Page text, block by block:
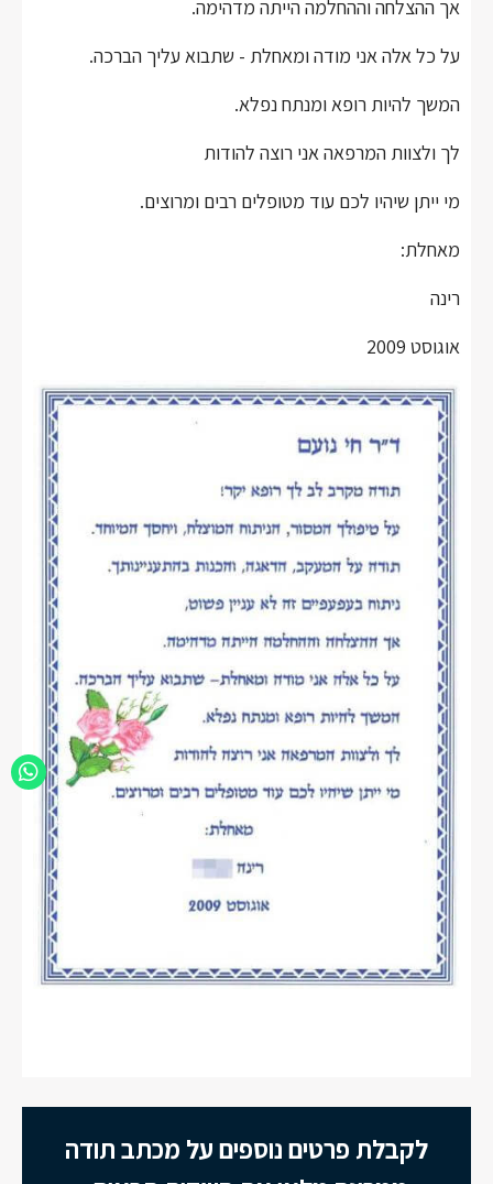
אך ההצלחה וההחלמה הייתה מדהימה.
על כל אלה אני מודה ומאחלת - שתבוא עליך הברכה.
המשך להיות רופא ומנתח נפלא.
לך ולצוות המרפאה אני רוצה להודות
מי ייתן שיהיו לכם עוד מטופלים רבים ומרוצים.
מאחלת:
רינה
אוגוסט 2009
לקבלת פרטים נוספים על מכתב תודה